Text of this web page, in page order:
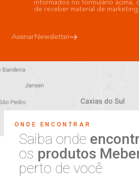
AssinarNewsletter
informados no formulário acima,
de receber material de
ONDE ENCONTRAR
Saiba onde
os produtos
perto de você